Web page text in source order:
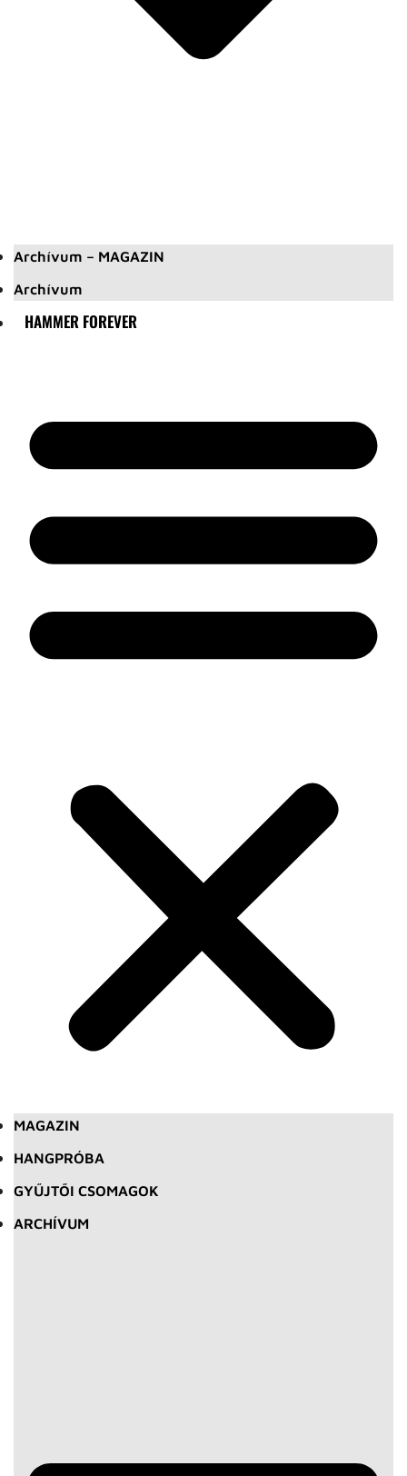
Archívum – MAGAZIN
Archívum
HAMMER FOREVER
MAGAZIN
HANGPRÓBA
GYŰJTŐI CSOMAGOK
ARCHÍVUM